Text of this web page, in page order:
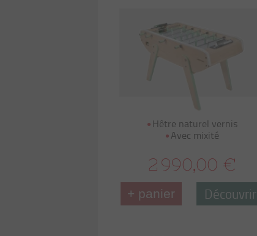
Hêtre naturel vernis
Avec mixité
2 990,00 €
+ panier Découvrir